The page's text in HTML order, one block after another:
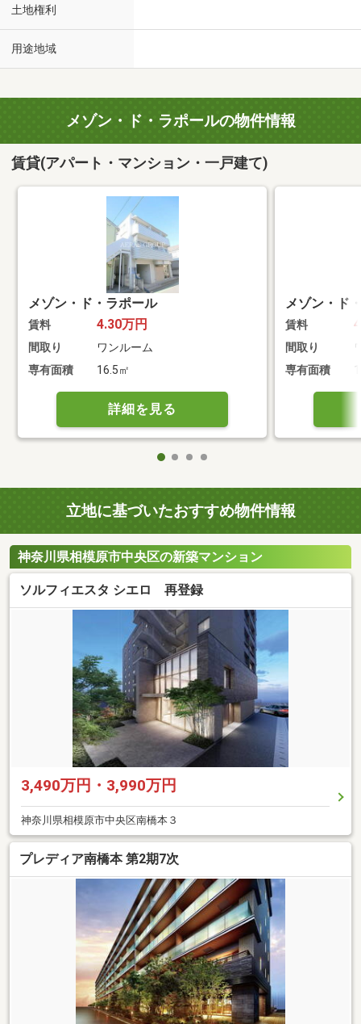
土地権利
用途地域
メゾン・ド・ラポールの物件情報
賃貸(アパート・マンション・一戸建て)
メゾン・ド・ラポール
賃料 4.30万円
間取り
ワンルーム
専有面積
16.5㎡
詳細を見る
メゾン・ド
賃料
間取り
専有面積
立地に基づいたおすすめ物件情報
神奈川県相模原市中央区の新築マンション
ソルフィエスタ シエロ 再登録
3,490万円・3,990万円
神奈川県相模原市中央区南橋本３
プレディア南橋本 第2期7次